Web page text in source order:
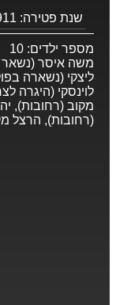
שנת פטירה:
מספר ילדים: 10
משה איסר (נשאר
ליצקי (נשארה
לוינסקי (היגרה
מקוב (רחובות),
(רחובות), הרצל